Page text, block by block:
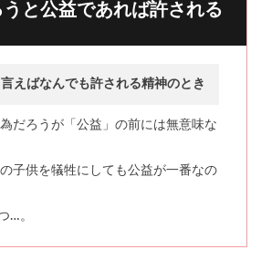
と公益であれば許される
えばなんでも許される精神のとき
だろうが「公益」の前には無意味な
子供を犠牲にしても公益が一番なの
…。